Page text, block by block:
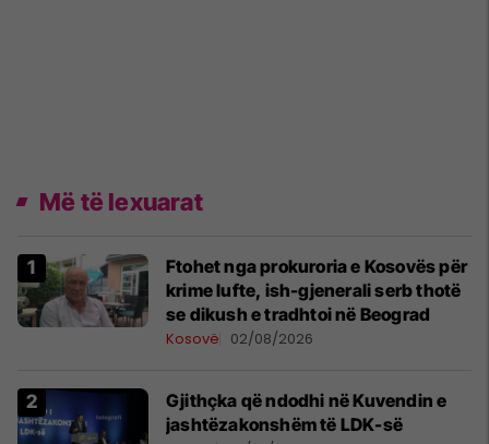
Më të lexuarat
Ftohet nga prokuroria e Kosovës për
krime lufte, ish-gjenerali serb thotë
se dikush e tradhtoi në Beograd
Kosovë 02/08/2026
Gjithçka që ndodhi në Kuvendin e
jashtëzakonshëm të LDK-së